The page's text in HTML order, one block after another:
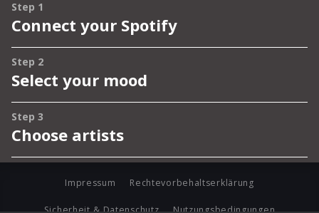
Impressum Rechtevorbehaltserklärung
Sicherheit & Datenschutz Nutzungsbedingungen